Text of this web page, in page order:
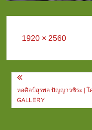
Full
1920 × 2560
Post
navigation
หอศิลป์สุรพล ปัญญาวชิระ | โค
GALLERY